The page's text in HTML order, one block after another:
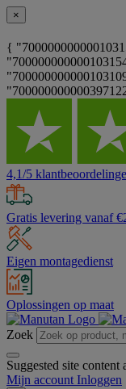
×
{
4,1/5
Gratis levering vanaf
Eigen montagedienst
Oplossingen op maat
Zoek
Suggested site content
Mijn account Inloggen